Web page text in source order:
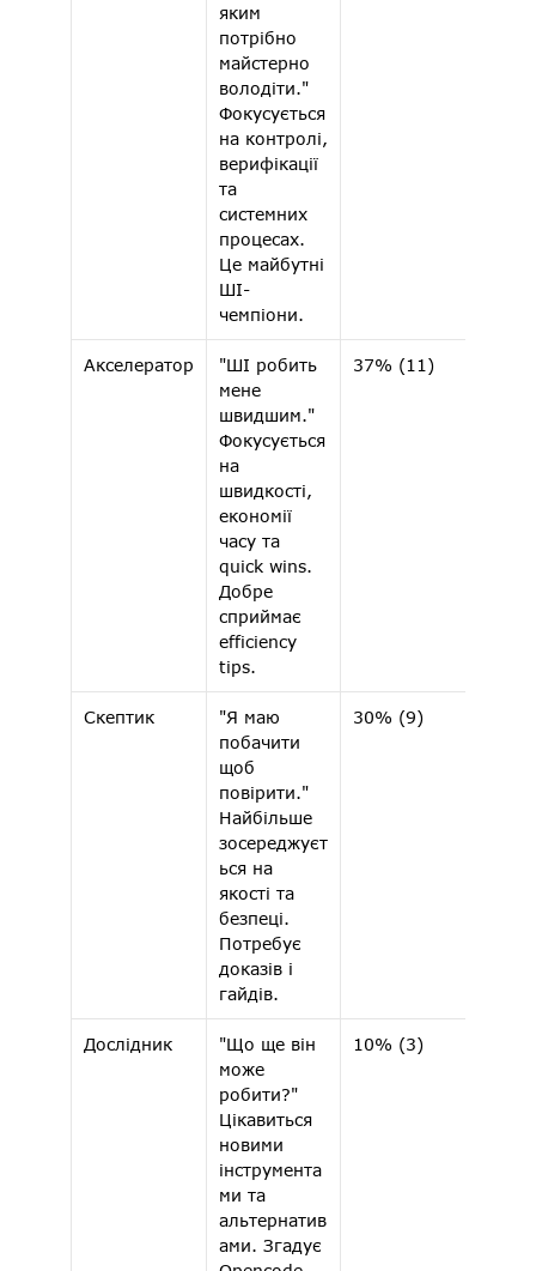
яким
потрібно
майстерно
володіти."
Фокусується
на контролі,
верифікації
та
системних
процесах.
Це майбутні
ШІ-
чемпіони.
Акселератор
"ШІ робить
мене
швидшим."
Фокусується
на
швидкості,
економії
часу та
quick wins.
Добре
сприймає
efficiency
tips.
37% (11)
Скептик
"Я маю
побачити
щоб
повірити."
Найбільше
зосереджуєт
ься на
якості та
безпеці.
Потребує
доказів і
гайдів.
30% (9)
Дослідник
"Що ще він
може
робити?"
Цікавиться
новими
інструмента
ми та
альтернатив
ами. Згадує
10% (3)